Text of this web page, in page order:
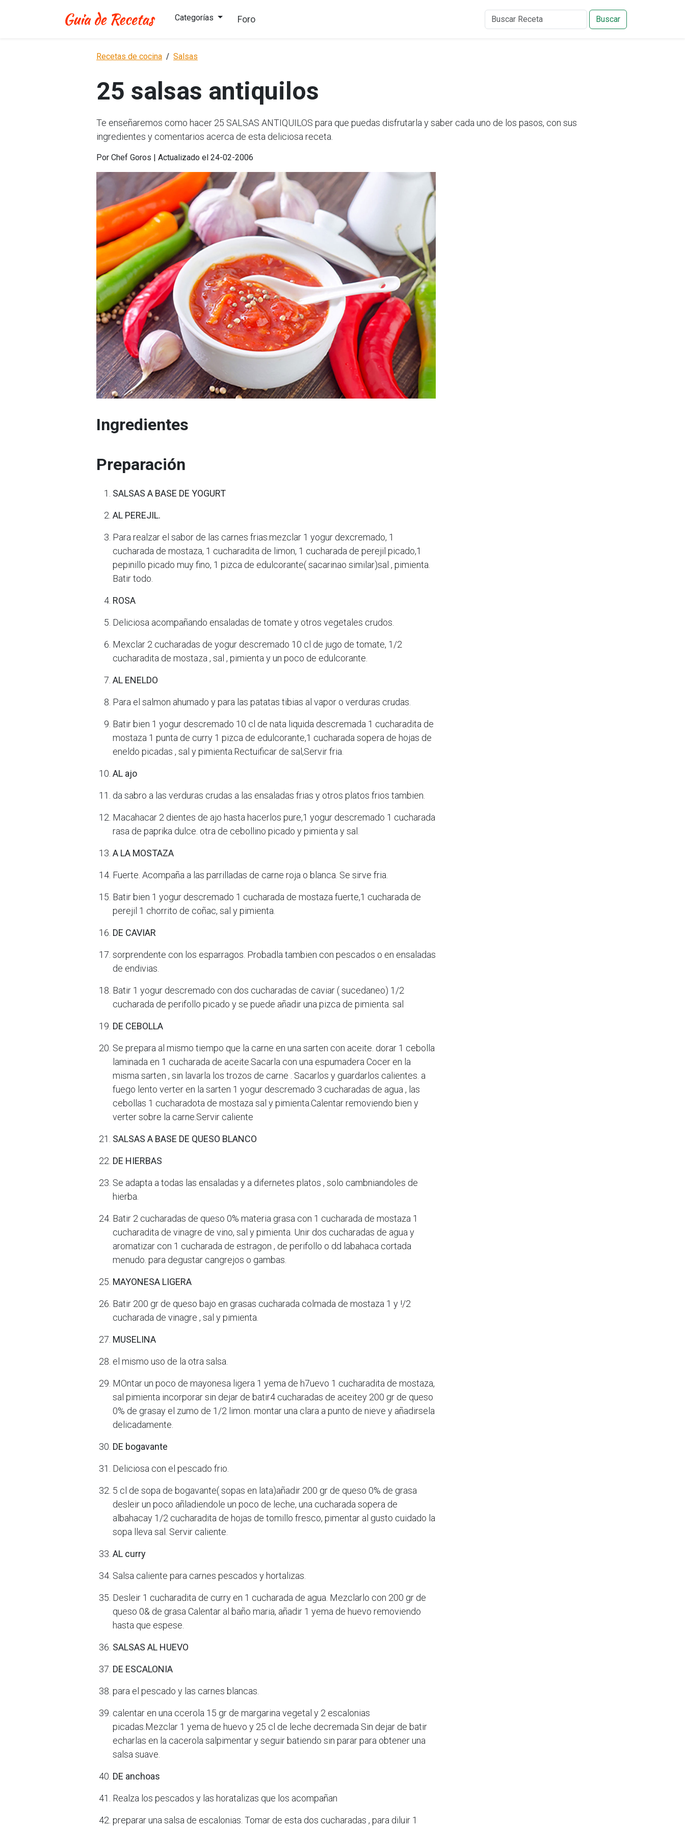
Categorías Foro Buscar
Recetas de cocina Salsas
25 salsas antiquilos
Te enseñaremos como hacer 25 SALSAS ANTIQUILOS para que puedas disfrutarla y saber cada uno de los pasos, con sus
ingredientes y comentarios acerca de esta deliciosa receta.
Por Chef Goros | Actualizado el 24-02-2006
Ingredientes
Preparación
SALSAS A BASE DE YOGURT
AL PEREJIL.
Para realzar el sabor de las carnes frias.mezclar 1 yogur dexcremado, 1
cucharada de mostaza, 1 cucharadita de limon, 1 cucharada de perejil picado,1
pepinillo picado muy fino, 1 pizca de edulcorante( sacarinao similar)sal , pimienta.
Batir todo.
ROSA
Deliciosa acompañando ensaladas de tomate y otros vegetales crudos.
Mexclar 2 cucharadas de yogur descremado 10 cl de jugo de tomate, 1/2
cucharadita de mostaza , sal , pimienta y un poco de edulcorante.
AL ENELDO
Para el salmon ahumado y para las patatas tibias al vapor o verduras crudas.
Batir bien 1 yogur descremado 10 cl de nata liquida descremada 1 cucharadita de
mostaza 1 punta de curry 1 pizca de edulcorante,1 cucharada sopera de hojas de
eneldo picadas , sal y pimienta.Rectuificar de sal,Servir fria.
AL ajo
da sabro a las verduras crudas a las ensaladas frias y otros platos frios tambien.
Macahacar 2 dientes de ajo hasta hacerlos pure,1 yogur descremado 1 cucharada
rasa de paprika dulce. otra de cebollino picado y pimienta y sal.
A LA MOSTAZA
Fuerte. Acompaña a las parrilladas de carne roja o blanca. Se sirve fria.
Batir bien 1 yogur descremado 1 cucharada de mostaza fuerte,1 cucharada de
perejil 1 chorrito de coñac, sal y pimienta.
DE CAVIAR
sorprendente con los esparragos. Probadla tambien con pescados o en ensaladas
de endivias.
Batir 1 yogur descremado con dos cucharadas de caviar ( sucedaneo) 1/2
cucharada de perifollo picado y se puede añadir una pizca de pimienta. sal
DE CEBOLLA
Se prepara al mismo tiempo que la carne en una sarten con aceite. dorar 1 cebolla
laminada en 1 cucharada de aceite.Sacarla con una espumadera Cocer en la
misma sarten , sin lavarla los trozos de carne . Sacarlos y guardarlos calientes. a
fuego lento verter en la sarten 1 yogur descremado 3 cucharadas de agua , las
cebollas 1 cucharadota de mostaza sal y pimienta.Calentar removiendo bien y
verter sobre la carne.Servir caliente
SALSAS A BASE DE QUESO BLANCO
DE HIERBAS
Se adapta a todas las ensaladas y a difernetes platos , solo cambniandoles de
hierba.
Batir 2 cucharadas de queso 0% materia grasa con 1 cucharada de mostaza 1
cucharadita de vinagre de vino, sal y pimienta. Unir dos cucharadas de agua y
aromatizar con 1 cucharada de estragon , de perifollo o dd labahaca cortada
menudo. para degustar cangrejos o gambas.
MAYONESA LIGERA
Batir 200 gr de queso bajo en grasas cucharada colmada de mostaza 1 y !/2
cucharada de vinagre , sal y pimienta.
MUSELINA
el mismo uso de la otra salsa.
MOntar un poco de mayonesa ligera 1 yema de h7uevo 1 cucharadita de mostaza,
sal pimienta incorporar sin dejar de batir4 cucharadas de aceitey 200 gr de queso
0% de grasay el zumo de 1/2 limon. montar una clara a punto de nieve y añadirsela
delicadamente.
DE bogavante
Deliciosa con el pescado frio.
5 cl de sopa de bogavante( sopas en lata)añadir 200 gr de queso 0% de grasa
desleir un poco añladiendole un poco de leche, una cucharada sopera de
albahacay 1/2 cucharadita de hojas de tomillo fresco, pimentar al gusto cuidado la
sopa lleva sal. Servir caliente.
AL curry
Salsa caliente para carnes pescados y hortalizas.
Desleir 1 cucharadita de curry en 1 cucharada de agua. Mezclarlo con 200 gr de
queso 0& de grasa Calentar al baño maria, añadir 1 yema de huevo removiendo
hasta que espese.
SALSAS AL HUEVO
DE ESCALONIA
para el pescado y las carnes blancas.
calentar en una ccerola 15 gr de margarina vegetal y 2 escalonias
picadas.Mezclar 1 yema de huevo y 25 cl de leche decremada Sin dejar de batir
echarlas en la cacerola salpimentar y seguir batiendo sin parar para obtener una
salsa suave.
DE anchoas
Realza los pescados y las horatalizas que los acompañan
preparar una salsa de escalonias. Tomar de esta dos cucharadas , para diluir 1